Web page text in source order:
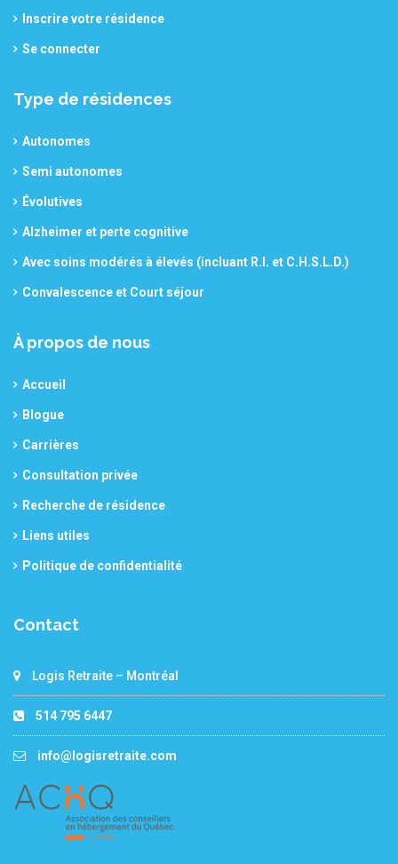
Inscrire votre résidence
Se connecter
Type de résidences
Autonomes
Semi autonomes
Évolutives
Alzheimer et perte cognitive
Avec soins modérés à élevés (incluant R.I. et C.H.S.L.D.)
Convalescence et Court séjour
À propos de nous
Accueil
Blogue
Carrières
Consultation privée
Recherche de résidence
Liens utiles
Politique de confidentialité
Contact
Logis Retraite – Montréal
514 795 6447
info@logisretraite.com